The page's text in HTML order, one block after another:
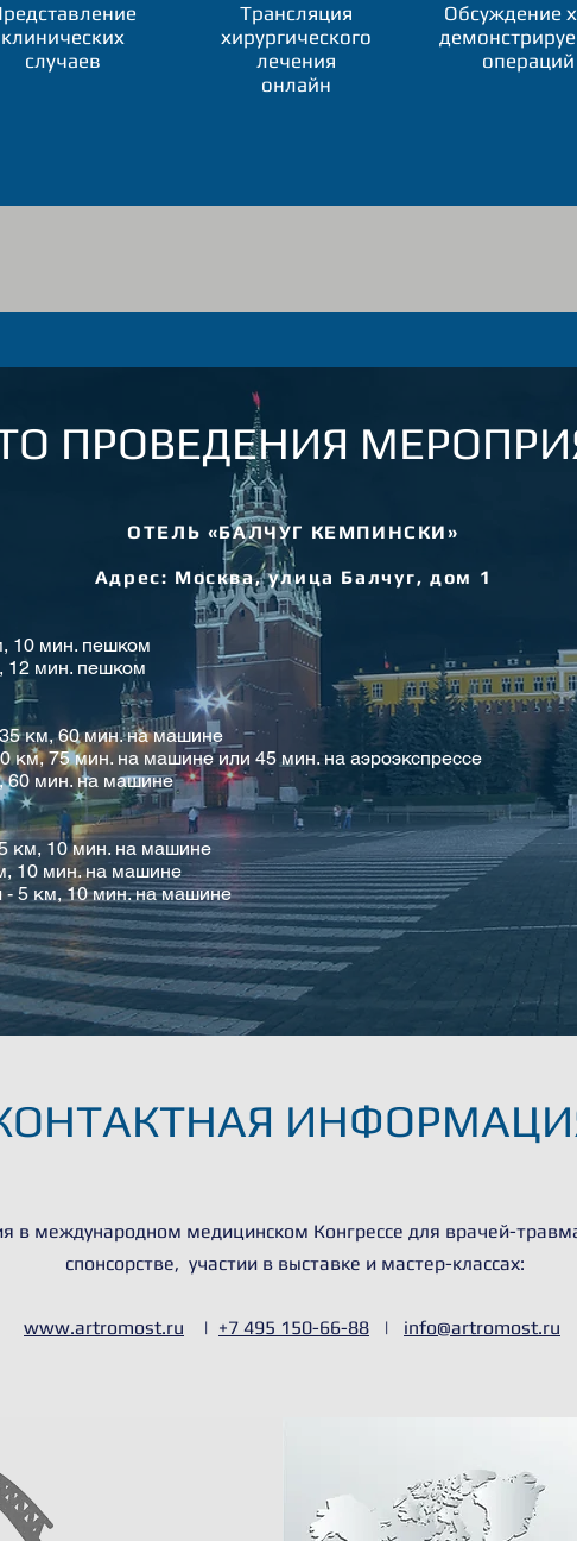
клинических
случаев
Трансляция
хирургического
лечения
онлайн
Обсуждение
операций
ПРОВЕДЕНИЯ
ОТЕЛЬ «БАЛЧУГ КЕМПИНСКИ»
Адрес: Москва, улица Балчуг, дом 1
10 мин. пешком
12 мин. пешком
км, 60 мин. на машине
км, 75 мин. на машине или 45 мин. на аэроэкспрессе
60 мин. на машине
км, 10 мин. на машине
10 мин. на машине
- 5 км, 10 мин. на машине
в международном медицинском Конгрессе для врачей-
спонсорстве, участии в выставке и мастер-классах:
www.artromost.ru | +7 495 150-66-88 | info@artromost.ru